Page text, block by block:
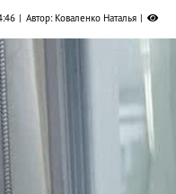
Автор: Коваленко Наталья